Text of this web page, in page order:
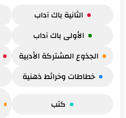
الثانية باك آداب
الأولى باك آداب
الجذوع المشتركة الأدبية
خطاطات وخرائط ذهنية
كتب